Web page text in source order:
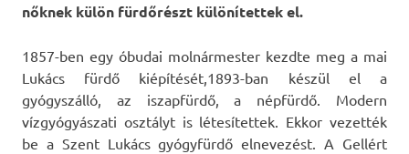
nőknek külön fürdőrészt különítettek el.
1857-ben egy óbudai molnármester kezdte meg a mai
Lukács fürdő kiépítését,1893-ban készül el a
gyógyszálló, az iszapfürdő, a népfürdő. Modern
vízgyógyászati osztályt is létesítettek. Ekkor vezették
be a Szent Lukács gyógyfürdő elnevezést. A Gellért